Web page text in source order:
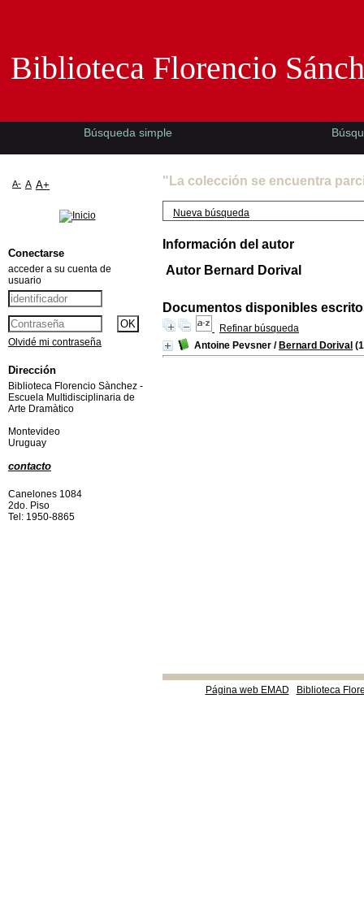
"La colección se encuentra
Nueva búsqueda
Información del autor
Autor Bernard Dorival
Documentos disponibles
Refinar búsqueda
Antoine Pevsner / Bernard Dorival
Página web EMAD Biblioteca
Biblioteca Florencio
Búsqueda simple
A- A A+
Conectarse
acceder a su cuenta de
usuario
Olvidé mi contraseña
Dirección
Biblioteca Florencio Sànchez -
Escuela Multidisciplinaria de
Arte Dramàtico
Montevideo
Uruguay
contacto
Canelones 1084
2do. Piso
Tel: 1950-8865